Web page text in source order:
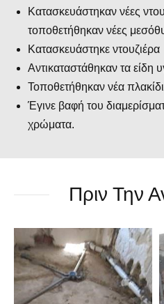
Κατασκευάστηκαν νέες
τοποθετήθηκαν νέες
Κατασκευάστηκε ντουζιέρα
Αντικαταστάθηκαν τα είδη
Τοποθετήθηκαν νέα
Έγινε βαφή του
χρώματα.
Πριν Την